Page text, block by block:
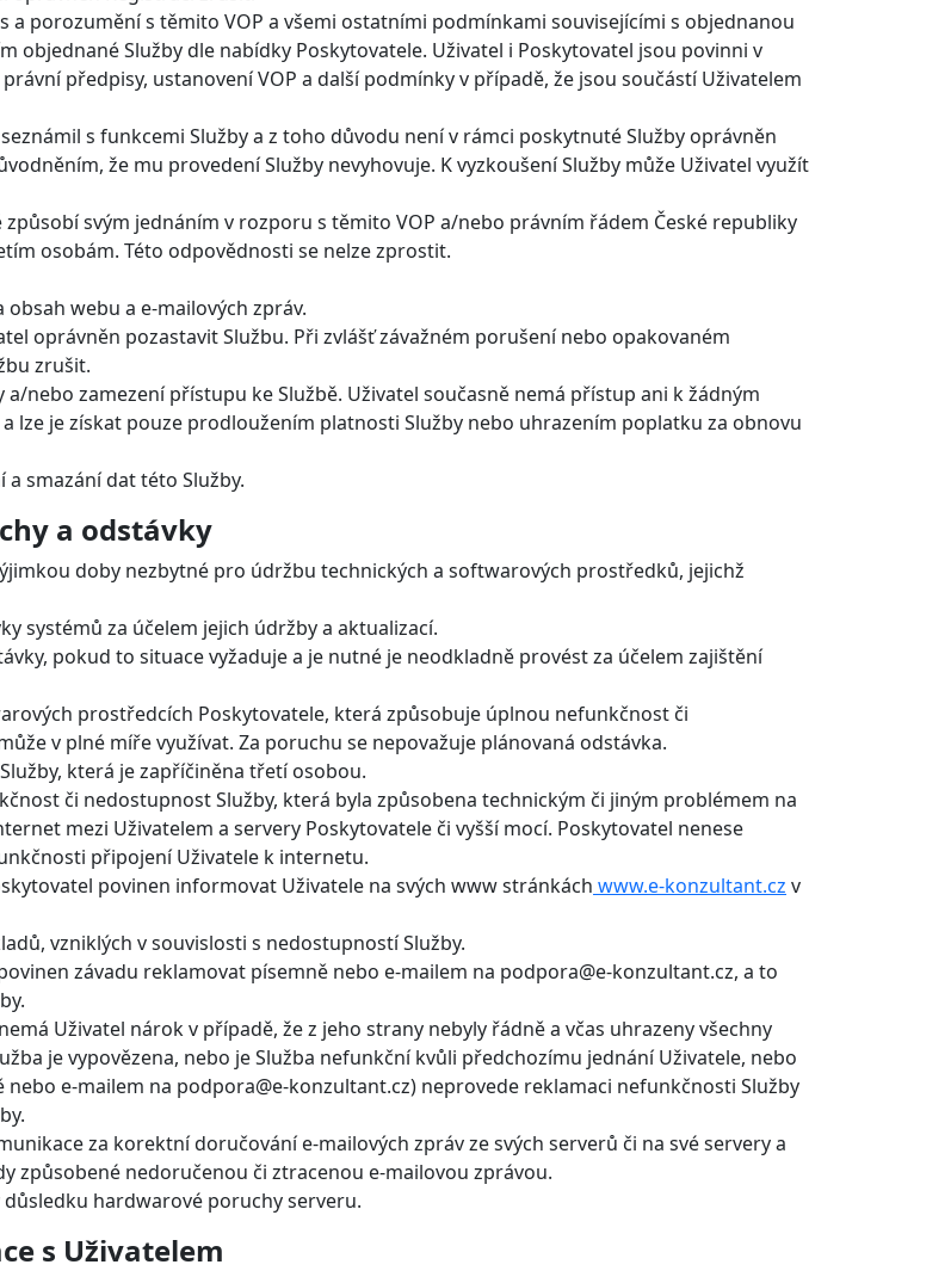
a porozumění s těmito VOP a všemi ostatními podmínkami souvisejícími s objednanou
objednané Služby dle nabídky Poskytovatele. Uživatel i Poskytovatel jsou povinni v
předpisy, ustanovení VOP a další podmínky v případě, že jsou součástí Uživatelem
s funkcemi Služby a z toho důvodu není v rámci poskytnuté Služby oprávněn
že mu provedení Služby nevyhovuje. K vyzkoušení Služby může Uživatel využít
svým jednáním v rozporu s těmito VOP a/nebo právním řádem České republiky
osobám. Této odpovědnosti se nelze zprostit.
webu a e-mailových zpráv.
oprávněn pozastavit Službu. Při zvlášť závažném porušení nebo opakovaném
zrušit.
nebo zamezení přístupu ke Službě. Uživatel současně nemá přístup ani k žádným
lze je získat pouze prodloužením platnosti Služby nebo uhrazením poplatku za obnovu
smazání dat této Služby.
a odstávky
doby nezbytné pro údržbu technických a softwarových prostředků, jejichž
systémů za účelem jejich údržby a aktualizací.
pokud to situace vyžaduje a je nutné je neodkladně provést za účelem zajištění
prostředcích Poskytovatele, která způsobuje úplnou nefunkčnost či
v plné míře využívat. Za poruchu se nepovažuje plánovaná odstávka.
která je zapříčiněna třetí osobou.
či nedostupnost Služby, která byla způsobena technickým či jiným problémem na
mezi Uživatelem a servery Poskytovatele či vyšší mocí. Poskytovatel nenese
připojení Uživatele k internetu.
povinen informovat Uživatele na svých www stránkách www.e-konzultant.cz v
vzniklých v souvislosti s nedostupností Služby.
závadu reklamovat písemně nebo e-mailem na podpora@e-konzultant.cz, a to
Uživatel nárok v případě, že z jeho strany nebyly řádně a včas uhrazeny všechny
je vypovězena, nebo je Služba nefunkční kvůli předchozímu jednání Uživatele, nebo
e-mailem na podpora@e-konzultant.cz) neprovede reklamaci nefunkčnosti Služby
za korektní doručování e-mailových zpráv ze svých serverů či na své servery a
způsobené nedoručenou či ztracenou e-mailovou zprávou.
hardwarové poruchy serveru.
s Uživatelem